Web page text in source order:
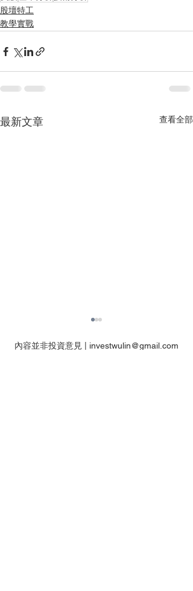
股壇特工
教學實戰
最新文章 查看全部
內容並非投資意見 | investwulin@gmail.com